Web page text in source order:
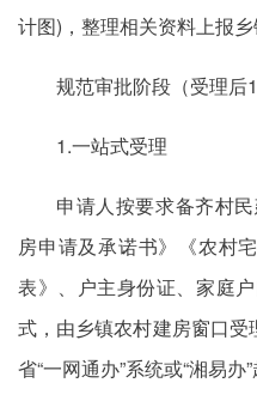
计图)，整理相关资料上报乡
规范审批阶段（受理后
1.一站式受理
申请人按要求备齐村
房申请及承诺书》《农村
表》、户主身份证、家庭
式，由乡镇农村建房窗口
省“一网通办”系统或“湘易办